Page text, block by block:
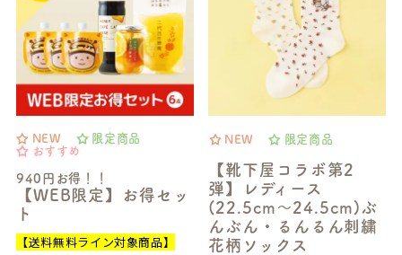
NEW
限定商品
おすすめ
940円お得！！
【WEB限定】お得セッ
ト
【送料無料ライン対象商品】
NEW 限定商品
【靴下屋コラボ第2
弾】レディース
(22.5cm～24.5cm)ぶ
んぶん・るんるん刺繍
花柄ソックス